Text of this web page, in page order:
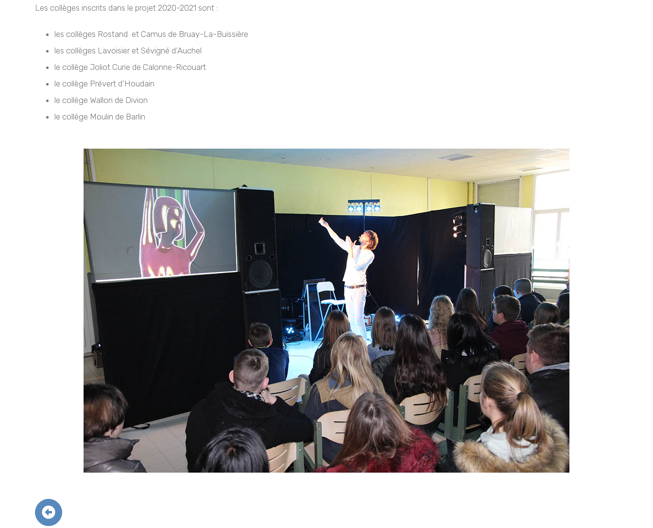
Les collèges inscrits dans le projet 2020-2021 sont :
les collèges Rostand et Camus de Bruay-La-Buissière
les collèges Lavoisier et Sévigné d’Auchel
le collège Joliot Curie de Calonne-Ricouart
le collège Prévert d’Houdain
le collège Wallon de Divion
le collège Moulin de Barlin